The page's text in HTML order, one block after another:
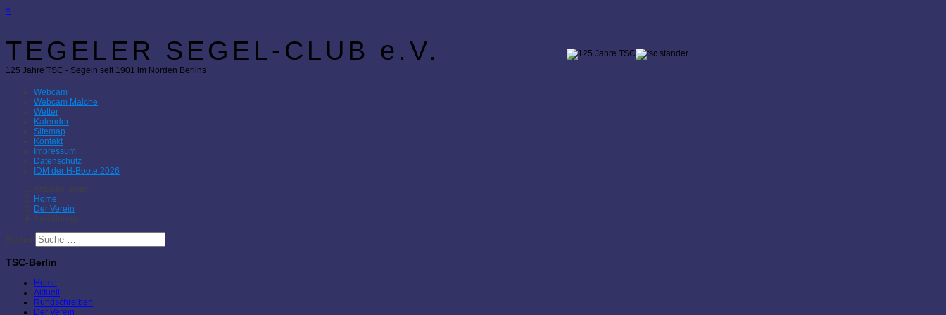
×
TEGELER SEGEL-CLUB e.V.
125 Jahre TSC - Segeln seit 1901 im Norden Berlins
Webcam
Webcam Malche
Wetter
Kalender
Sitemap
Kontakt
Impressum
Datenschutz
IDM der H-Boote 2026
Aktuelle Seite:
Home
Der Verein
Ausbildung
Suchen
TSC-Berlin
Home
Aktuell
Rundschreiben
Der Verein